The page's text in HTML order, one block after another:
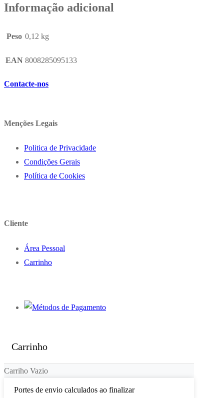
Mate
x
Informação adicional
Peso 0,12 kg
EAN 8008285095133
Contacte-nos
Menções Legais
Politica de Privacidade
Condições Gerais
Política de Cookies
Cliente
Área Pessoal
Carrinho
Carrinho
Carriho Vazio
Portes de envio calculados ao finalizar